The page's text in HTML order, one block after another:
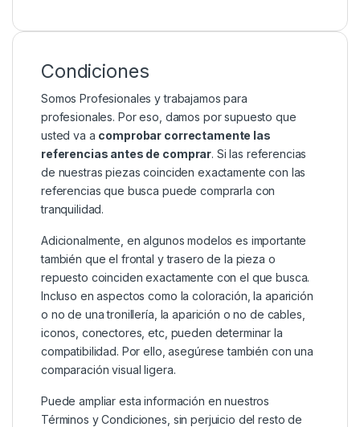
Condiciones
Somos Profesionales y trabajamos para
profesionales. Por eso, damos por supuesto que
usted va a comprobar correctamente las
referencias antes de comprar. Si las referencias
de nuestras piezas coinciden exactamente con las
referencias que busca puede comprarla con
tranquilidad.
Adicionalmente, en algunos modelos es importante
también que el frontal y trasero de la pieza o
repuesto coinciden exactamente con el que busca.
Incluso en aspectos como la coloración, la aparición
o no de una tronillería, la aparición o no de cables,
iconos, conectores, etc, pueden determinar la
compatibilidad. Por ello, asegúrese también con una
comparación visual ligera.
Puede ampliar esta información en nuestros
Términos y Condiciones , sin perjuicio del resto de